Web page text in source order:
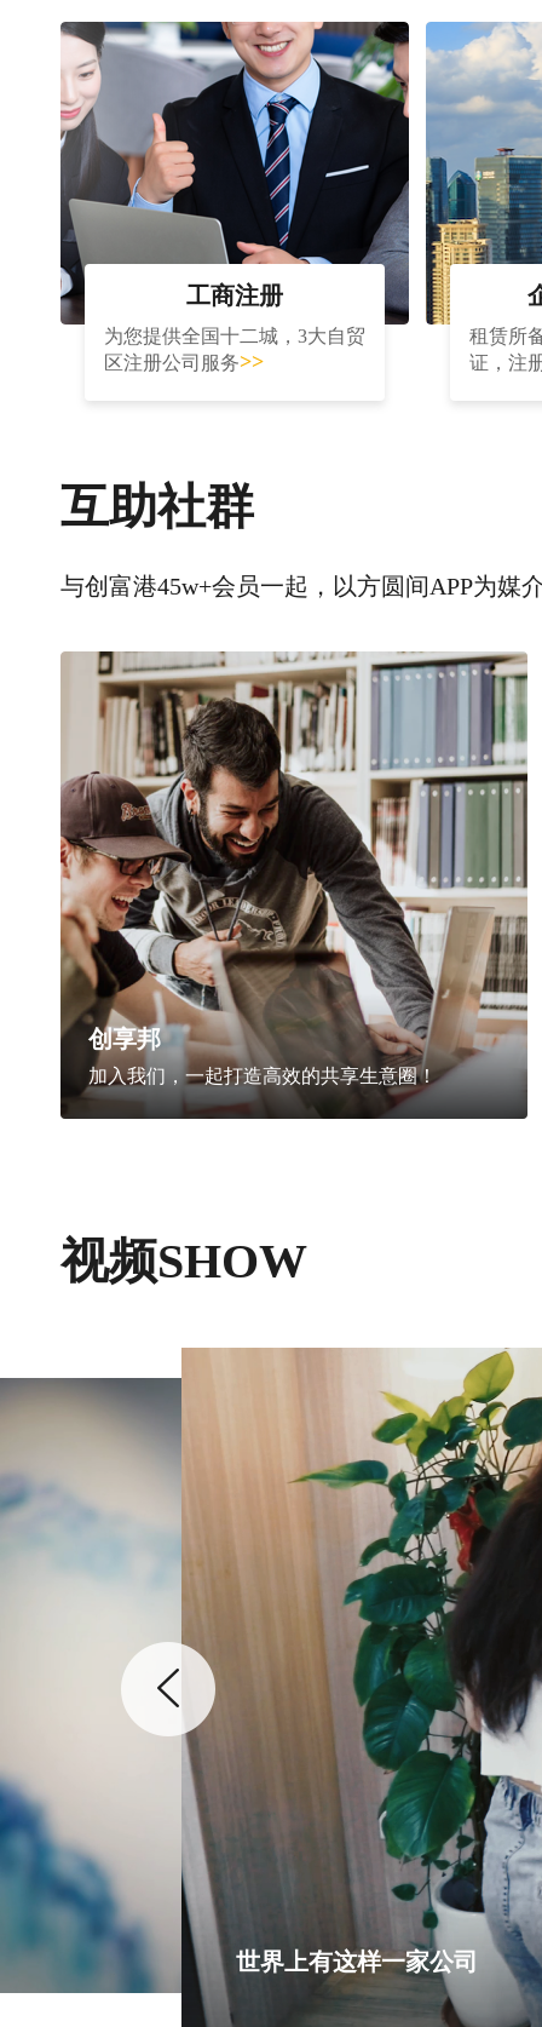
工商注册
为您提供全国十二城，3大自贸
区注册公司服务>>
租赁所
证，注
互助社群
与创富港45w+会员一起，以方圆间APP为媒
创享邦
加入我们，一起打造高效的共享生意圈！
视频SHOW
世界上有这样一家公司